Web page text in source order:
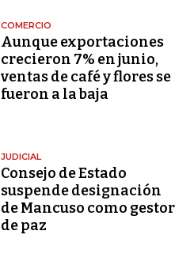
COMERCIO
Aunque exportaciones
crecieron 7% en junio,
ventas de café y flores se
fueron a la baja
JUDICIAL
Consejo de Estado
suspende designación
de Mancuso como gestor
de paz